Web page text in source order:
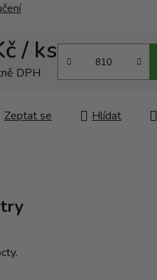
/ ks
DPH
Zeptat se Hlídat